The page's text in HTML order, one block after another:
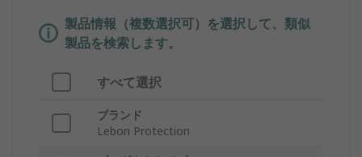
製品情報（複数選択可）を選択して、類似
製品を検索します。
すべて選択
ブランド
Lebon Protection